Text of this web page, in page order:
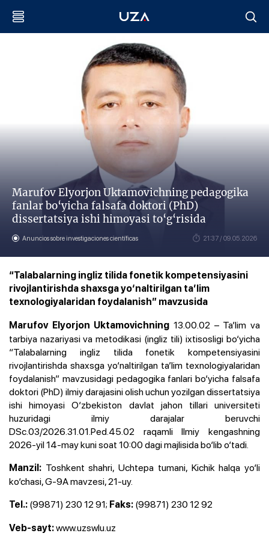
Marufov Elyorjon Uktamovichning pedagogika
fanlar bo‘yicha falsafa doktori (PhD)
dissertatsiya ishi himoyasi to‘g‘risida
Anuncios sobre investigaciones científicas 21:37 / 09.05.2026
“Talabalarning ingliz tilida fonetik kompetensiyasini
rivojlantirishda shaxsga yo‘naltirilgan ta’lim
texnologiyalaridan foydalanish” mavzusida
Marufov Elyorjon Uktamovichning 13.00.02 – Ta’lim va
tarbiya nazariyasi va metodikasi (ingliz tili) ixtisosligi bo‘yicha
“Talabalarning ingliz tilida fonetik kompetensiyasini
rivojlantirishda shaxsga yo‘naltirilgan ta’lim texnologiyalaridan
foydalanish” mavzusidagi pedagogika fanlari bo‘yicha falsafa
doktori (PhD) ilmiy darajasini olish uchun yozilgandissertatsiya
ishi himoyasi O‘zbekiston davlat jahon tillari universiteti
huzuridagi ilmiy darajalar beruvchi
DSc.03/2026.31.01.Ped.45.02 raqamli Ilmiy kengashning
2026-yil 14-may kuni soat 10:00 dagi majlisida bo‘lib o‘tadi.
Manzil: Toshkent shahri, Uchtepa tumani, Kichik halqa yo‘li
ko‘chasi, G-9A mavzesi, 21-uy.
Tel.: (99871) 230 12 91; Faks: (99871) 230 12 92
Veb-sayt:www.uzswlu.uz